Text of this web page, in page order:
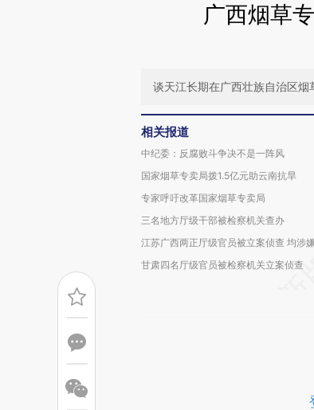
广西烟草
谈天江长期在广西壮族自治区
相关报道
中纪委：反腐败斗争决不是一阵风
国家烟草专卖局拨1.5亿元助云南抗旱
专家呼吁改革国家烟草专卖局
三名地方厅级干部被检察机关查办
江苏广西两正厅级官员被立案侦查 均涉
甘肃四名厅级官员被检察机关立案侦查